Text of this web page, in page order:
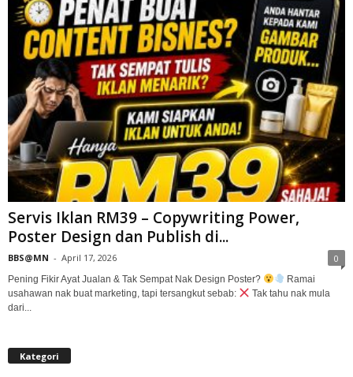
Servis Iklan RM39 – Copywriting Power,
Poster Design dan Publish di...
BBS@MN - April 17, 2026 0
Pening Fikir Ayat Jualan & Tak Sempat Nak Design Poster?
Ramai
usahawan nak buat marketing, tapi tersangkut sebab:
Tak tahu nak mula
dari...
Kategori